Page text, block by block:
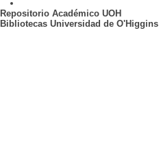
Repositorio Académico UOH
Bibliotecas Universidad de O'Higgins